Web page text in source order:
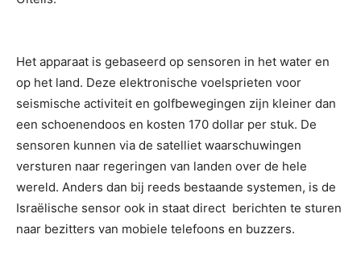
Het apparaat is gebaseerd op sensoren in het water en
op het land. Deze elektronische voelsprieten voor
seismische activiteit en golfbewegingen zijn kleiner dan
een schoenendoos en kosten 170 dollar per stuk. De
sensoren kunnen via de satelliet waarschuwingen
versturen naar regeringen van landen over de hele
wereld. Anders dan bij reeds bestaande systemen, is de
Israëlische sensor ook in staat direct berichten te sturen
naar bezitters van mobiele telefoons en buzzers.